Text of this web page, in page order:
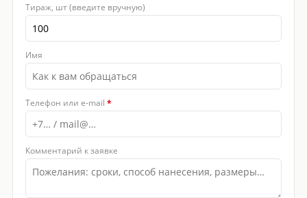
Тираж, шт (введите вручную)
Имя
Телефон или e-mail *
Комментарий к заявке